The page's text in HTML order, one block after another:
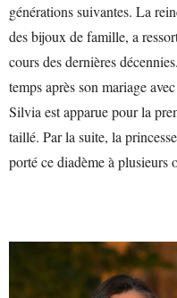
générations suivantes. La
des bijoux de famille, a
cours des dernières
temps après son mariage
Silvia est apparue pour la
taillé. Par la suite, la
porté ce diadème à plusieurs